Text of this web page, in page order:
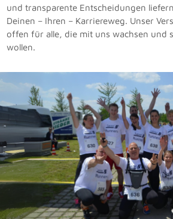
und transparente Entscheidungen
Deinen – Ihren – Karriereweg. Unser
offen für alle, die mit uns wachsen und
wollen.